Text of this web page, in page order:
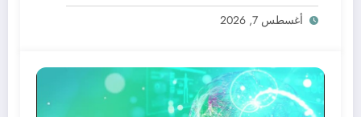
أغسطس 7, 2026